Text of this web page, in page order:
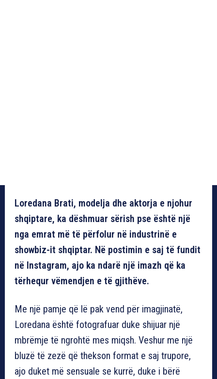
Loredana Brati, modelja dhe aktorja e njohur
shqiptare, ka dëshmuar sërish pse është një
nga emrat më të përfolur në industrinë e
showbiz-it shqiptar. Në postimin e saj të fundit
në Instagram, ajo ka ndarë një imazh që ka
tërhequr vëmendjen e të gjithëve.
Me një pamje që lë pak vend për imagjinatë,
Loredana është fotografuar duke shijuar një
mbrëmje të ngrohtë mes miqsh. Veshur me një
bluzë të zezë që thekson format e saj trupore,
ajo duket më sensuale se kurrë, duke i bërë